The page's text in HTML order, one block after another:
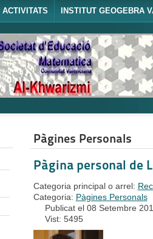
ACTIVITATS INSTITUT GEOGEBRA
Pàgines Personals
Pàgina personal de
Categoria principal o arrel:
Categoria: Pàgines Personals
Publicat el 08 Setembre
Vist: 5495